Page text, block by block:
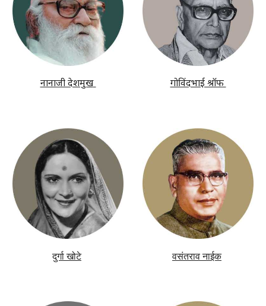
नानाजी देशमुख गोविंदभाई श्रॉफ
दुर्गा खोटे वसंतराव नाईक